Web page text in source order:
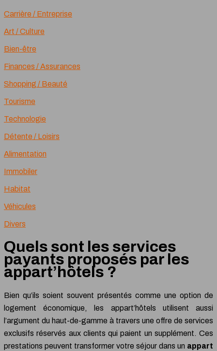
Carrière / Entreprise
Art / Culture
Bien-être
Finances / Assurances
Shopping / Beauté
Tourisme
Technologie
Détente / Loisirs
Alimentation
Immobiler
Habitat
Véhicules
Divers
Quels sont les services
payants proposés par les
appart’hôtels ?
Bien qu’ils soient souvent présentés comme une option de
logement économique, les appart’hôtels utilisent aussi
l’argument du haut-de-gamme à travers une offre de services
exclusifs réservés aux clients qui paient un supplément. Ces
prestations peuvent transformer votre séjour dans un appart